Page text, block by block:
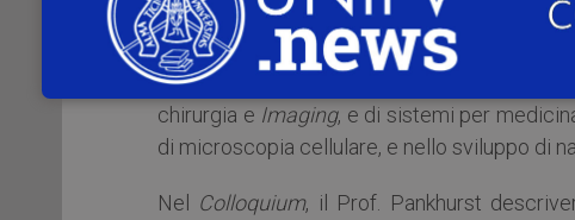
approcci di tipo fisico, chimico e
esempio di fondamenti scientifici
interdisciplinari. In particolare, ha ottenuto
chirurgia e Imaging, e di sistemi per
di microscopia cellulare, e nello sviluppo di
Nel Colloquium, il Prof. Pankhurst